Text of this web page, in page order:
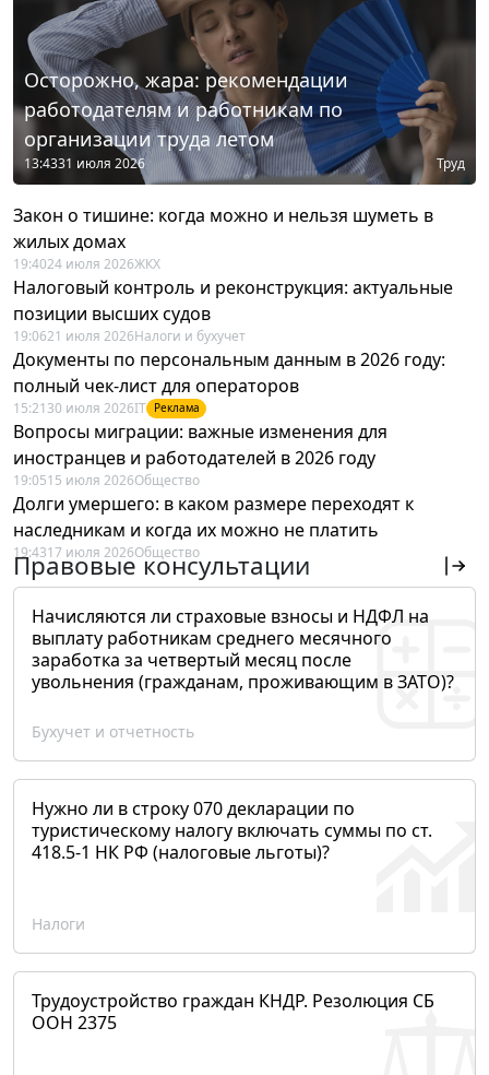
Осторожно, жара: рекомендации
работодателям и работникам по
организации труда летом
13:4331 июля 2026 Труд
Закон о тишине: когда можно и нельзя шуметь в
жилых домах
19:4024 июля 2026ЖКХ
Налоговый контроль и реконструкция: актуальные
позиции высших судов
19:0621 июля 2026Налоги и бухучет
Документы по персональным данным в 2026 году:
полный чек-лист для операторов
15:21 30 июля 2026IT Реклама
Вопросы миграции: важные изменения для
иностранцев и работодателей в 2026 году
19:0515 июля 2026Общество
Долги умершего: в каком размере переходят к
наследникам и когда их можно не платить
19:4317 июля 2026Общество
Правовые консультации
Начисляются ли страховые взносы и НДФЛ на
выплату работникам среднего месячного
заработка за четвертый месяц после
увольнения (гражданам, проживающим в ЗАТО)?
Бухучет и отчетность
Нужно ли в строку 070 декларации по
туристическому налогу включать суммы по ст.
418.5-1 НК РФ (налоговые льготы)?
Налоги
Трудоустройство граждан КНДР. Резолюция СБ
ООН 2375